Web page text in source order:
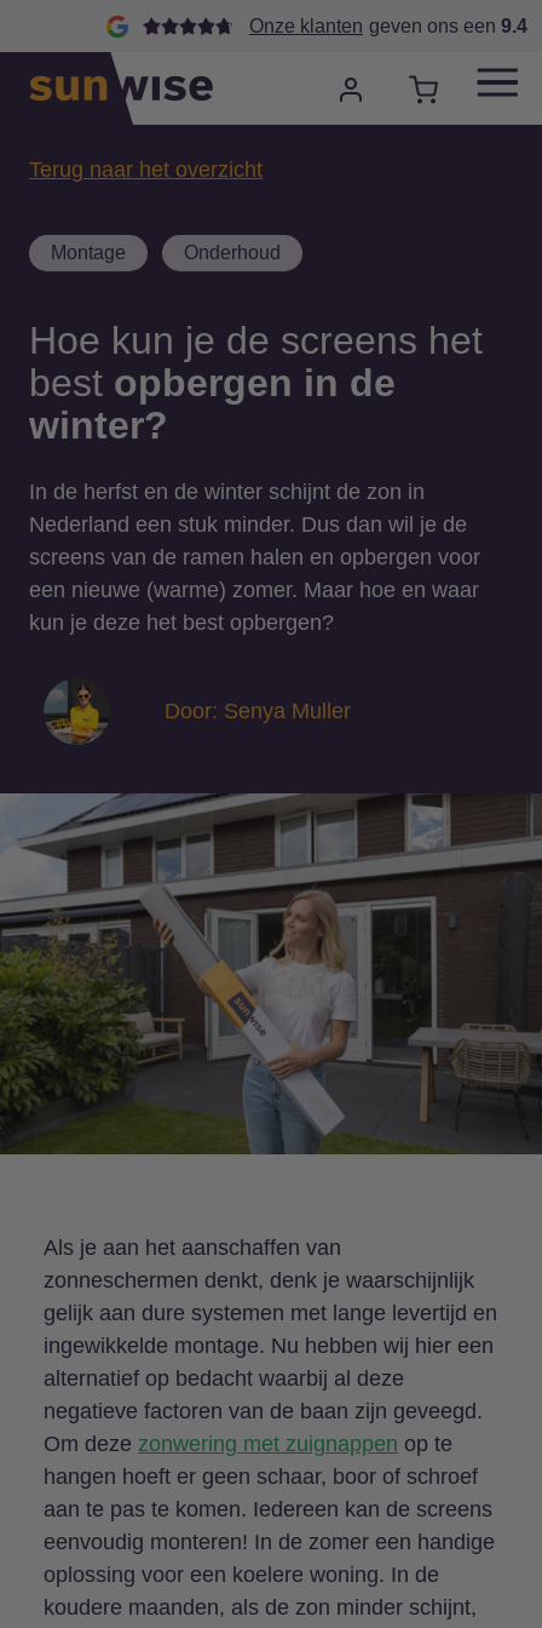
Onze klanten geven ons een 9.4
Terug naar het overzicht
Montage Onderhoud
Hoe kun je de screens het
best opbergen in de
winter?
In de herfst en de winter schijnt de zon in
Nederland een stuk minder. Dus dan wil je de
screens van de ramen halen en opbergen voor
een nieuwe (warme) zomer. Maar hoe en waar
kun je deze het best opbergen?
Door: Senya Muller
Als je aan het aanschaffen van
zonneschermen denkt, denk je waarschijnlijk
gelijk aan dure systemen met lange levertijd en
ingewikkelde montage. Nu hebben wij hier een
alternatief op bedacht waarbij al deze
negatieve factoren van de baan zijn geveegd.
Om deze zonwering met zuignappen op te
hangen hoeft er geen schaar, boor of schroef
aan te pas te komen. Iedereen kan de screens
eenvoudig monteren! In de zomer een handige
oplossing voor een koelere woning. In de
koudere maanden, als de zon minder schijnt,